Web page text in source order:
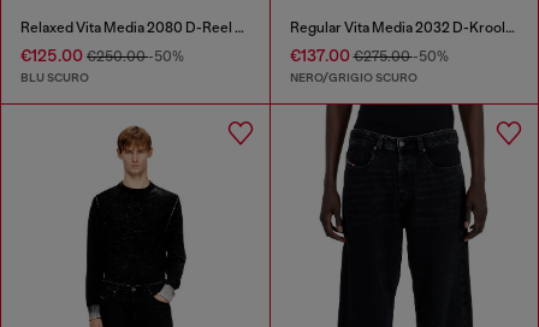
Relaxed Vita Media 2080 D-Reel Joggjeans®
€125.00 €250.00-50%
BLU SCURO
Regular Vita Media 2032 D-Krooley Joggjeans®
€137.00€275.00-50%
NERO/GRIGIO SCURO